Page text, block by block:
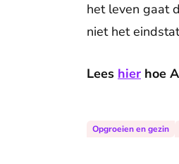
het leven gaat
niet het
Lees hier hoe
Opgroeien en gezin